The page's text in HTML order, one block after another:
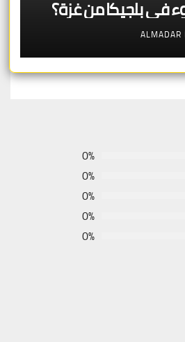
في بلجيكا من غزة؟
ALMADAR
0%
0%
0%
0%
0%